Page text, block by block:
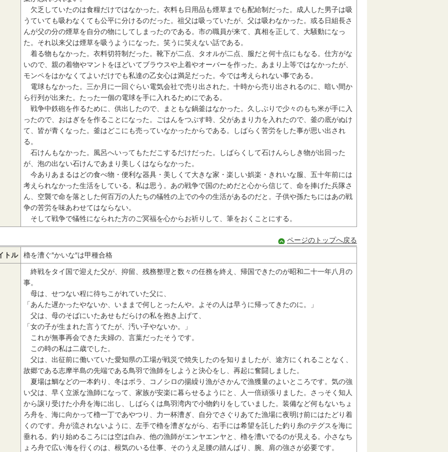
欠乏していたのは食糧だけではなかった。衣料も日用品も煙草までも配給制だった。成人した男子は吸
うていても吸わなくても公平に分けるのだった。祖父は吸っていたが、父は吸わなかった。或る日組長さ
んが父の分の煙草を自分の物にしてしまったのである。市の職員が来て、真相を正して、大騒動になっ
た。それ以来父は煙草を吸うようになった。笑うに笑えない話である。
着る物もなかった。衣料切符制だった。靴下が二点、タオルが二点、服だと何十点にもなる。仕方がな
いので、親の着物やマントをほどいてブラウスや上着やオーバーを作った。あまり上等ではなかったが、
モンペをはかなくてよいだけでも私達の乙女心は満足だった。今では考えられない事である。
電球もなかった。三か月に一回ぐらい電気会社で売り出された。十時から売り出されるのに、暗い間か
ら行列が出来た。たった一個の電球を手に入れるためにである。
戦争中鉄砲を作るために、供出したので、まともな鍋釜はなかった。久しぶりで少々のもち米が手に入
ったので、おはぎをを作ることになった。ごはんをつぶす時、父があまり力を入れたので、釜の底がぬけ
て、皆が青くなった。釜はどこにも売っていなかったからである。しばらく苦労をした事が思い出され
る。
石けんもなかった。風呂へいってもただこするだけだった。しばらくして石けんらしき物が出回った
が、泡の出ない石けんであまり美しくはならなかった。
今ありあまるはどの食べ物・便利な器具・美しくて大きな家・楽しい娯楽・きれいな服、五十年前には
考えられなかった生活をしている。私は思う。あの戦争で国のためだと心から信じて、命を捧げた兵隊さ
ん、空襲で命を落とした何百万の人たちの犠牲の上での今の生活があるのだと。子供や孫たちにはあの戦
争の苦労を味あわせてはならない。
そして戦争で犠牲になられた方のご冥福を心からお祈りして、筆をおくことにする。
ページのトップへ戻る
トル
櫓を漕ぐ″かいな″は甲種合格
終戦をタイ国で迎えた父が、抑留、残務整理と数々の任務を終え、帰国できたのが昭和二十一年八月の
事。
母は、せつない程に待ちこがれていた父に、
「あんた遅かったやないか、いままで何しとったんや。よその人は早うに帰ってきたのに。」
父は、母のそばにいたあせもだらけの私を抱き上げて、
「女の子が生まれた言うてたが、汚い子やないか。」
これが無事再会できた夫婦の、言葉だったそうです。
この時の私は二歳でした。
父は、出征前に働いていた愛知県の工場が戦災で焼失したのを知りましたが、途方にくれることなく、
故郷である志摩半島の先端である鳥羽で漁師をしようと決心をし、再起に奮闘しました。
夏場は鯛などの一本釣り、冬はボラ、コノシロの揚繰り漁がさかんで漁獲量のよいところです。気の強
い父は、早く立派な漁師になって、家族が安楽に暮らせるようにと、人一倍頑張りました。さっそく知人
から譲り受けた小舟を海に出し、しばらくは鳥羽湾内で小物釣りをしていました。装備など何もないちょ
ろ舟を、海に向かって櫓一丁であやつり、力一杯漕ぎ、自分でさぐりあてた漁場に夜明け前にはたどり着
くのです。舟が流されないように、左手で櫓を漕ぎながら、右手には希望を託した釣り糸のテグスを海に
垂れる。釣り始めるころには空は白み、他の漁師がエンヤエンヤと、櫓を漕いでるのが見える。小さなち
ょろ舟で広い海を行くのは、根気のいる仕事、そのうえ足腰の踏んばり、腕、肩の強さが必要です。